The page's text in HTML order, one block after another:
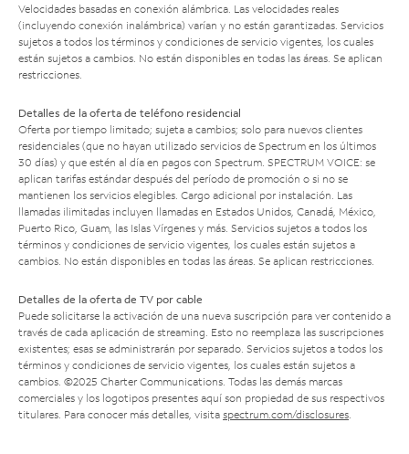
Velocidades basadas en conexión alámbrica. Las velocidades reales
(incluyendo conexión inalámbrica) varían y no están garantizadas. Servicios
sujetos a todos los términos y condiciones de servicio vigentes, los cuales
están sujetos a cambios. No están disponibles en todas las áreas. Se aplican
restricciones.
Detalles de la oferta de teléfono residencial
Oferta por tiempo limitado; sujeta a cambios; solo para nuevos clientes
residenciales (que no hayan utilizado servicios de Spectrum en los últimos
30 días) y que estén al día en pagos con Spectrum. SPECTRUM VOICE: se
aplican tarifas estándar después del período de promoción o si no se
mantienen los servicios elegibles. Cargo adicional por instalación. Las
llamadas ilimitadas incluyen llamadas en Estados Unidos, Canadá, México,
Puerto Rico, Guam, las Islas Vírgenes y más. Servicios sujetos a todos los
términos y condiciones de servicio vigentes, los cuales están sujetos a
cambios. No están disponibles en todas las áreas. Se aplican restricciones.
Detalles de la oferta de TV por cable
Puede solicitarse la activación de una nueva suscripción para ver contenido a
través de cada aplicación de streaming. Esto no reemplaza las suscripciones
existentes; esas se administrarán por separado. Servicios sujetos a todos los
términos y condiciones de servicio vigentes, los cuales están sujetos a
cambios. ©2025 Charter Communications. Todas las demás marcas
comerciales y los logotipos presentes aquí son propiedad de sus respectivos
titulares. Para conocer más detalles, visita spectrum.com/disclosures